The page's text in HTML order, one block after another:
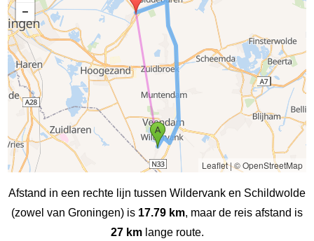
Leaflet|© OpenStreetMap
Afstand in een rechte lijn tussen Wildervank en Schildwolde
(zowel van Groningen) is 17.79 km, maar de reis afstand is
27 kmlange route.